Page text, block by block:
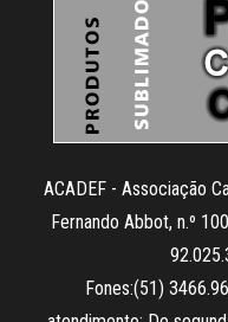
ACADEF - Associação
Fernando Abbot, n.º
Fones:(51)